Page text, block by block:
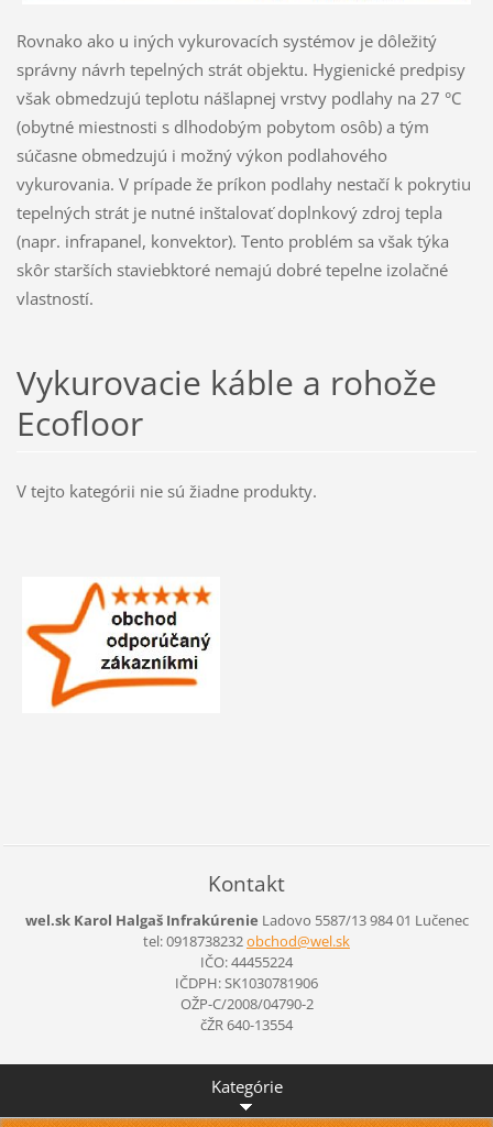
Rovnako ako u iných vykurovacích systémov je dôležitý
správny návrh tepelných strát objektu. Hygienické predpisy
však obmedzujú teplotu nášlapnej vrstvy podlahy na 27 °C
(obytné miestnosti s dlhodobým pobytom osôb) a tým
súčasne obmedzujú i možný výkon podlahového
vykurovania. V prípade že príkon podlahy nestačí k pokrytiu
tepelných strát je nutné inštalovať doplnkový zdroj tepla
(napr. infrapanel, konvektor). Tento problém sa však týka
skôr starších staviebktoré nemajú dobré tepelne izolačné
vlastností.
Vykurovacie káble a rohože
Ecofloor
V tejto kategórii nie sú žiadne produkty.
Kontakt
wel.sk Karol Halgaš Infrakúrenie Ladovo 5587/13984 01 Lučenec
tel: 0918738232obchod@wel.sk
IČO: 44455224
IČDPH: SK1030781906
OŽP-C/2008/04790-2
čŽR 640-13554
Kategórie